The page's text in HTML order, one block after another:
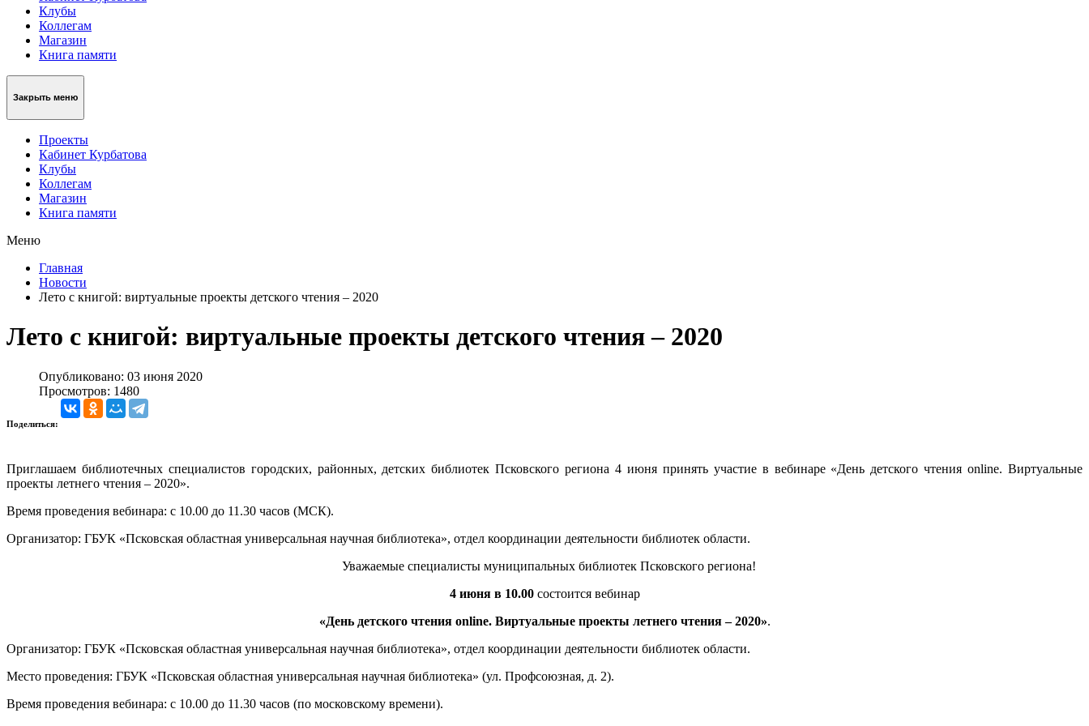
Клубы
Коллегам
Магазин
Книга памяти
Закрыть меню
Проекты
Кабинет Курбатова
Клубы
Коллегам
Магазин
Книга памяти
Меню
Главная
Новости
Лето с книгой: виртуальные проекты детского чтения – 2020
Лето с книгой: виртуальные проекты детского чтения – 2020
Опубликовано: 03 июня 2020
Просмотров: 1480
Поделиться:
Приглашаем библиотечных специалистов городских, районных, детских библиотек Псковского региона 4 июня принять участие в вебинаре «День детского чтения online. Виртуальные
проекты летнего чтения – 2020».
Время проведения вебинара: с 10.00 до 11.30 часов (МСК).
Организатор: ГБУК «Псковская областная универсальная научная библиотека», отдел координации деятельности библиотек области.
Уважаемые специалисты муниципальных библиотек Псковского региона!
4 июня в 10.00состоится вебинар
«День детского чтения online. Виртуальные проекты летнего чтения – 2020».
Организатор: ГБУК «Псковская областная универсальная научная библиотека», отдел координации деятельности библиотек области.
Место проведения: ГБУК «Псковская областная универсальная научная библиотека» (ул. Профсоюзная, д. 2).
Время проведения вебинара: с 10.00 до 11.30 часов (по московскому времени).